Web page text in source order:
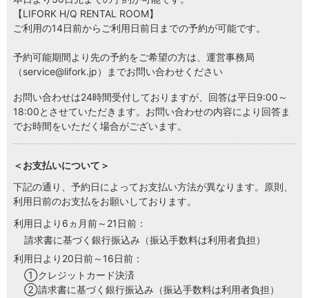
HARAJUKU
MINAMI AOYAMA
HISAYA ODORI 久屋大通
Nacasa & Partners
H/Q HARAJUKU QUEST
NEWS ニュース
【LIFORK H/Q RENTAL ROOM】
ご利用の14日前からご利用日前日までの予約が可能です。
予約可能期間より先の予約をご希望の方は、運営事務局
（service@lifork.jp）までお問い合わせください
お問い合わせは24時間受付しておりますが、回答は平日9:00～
18:00とさせていただきます。お問い合わせの内容により回答ま
でお時間をいただく場合がございます。
＜お支払いについて＞
下記の通り、予約日によってお支払い方法が異なります。原則、
利用日前のお支払をお願いしております。
利用日より6ヵ月前～21日前：
請求書に基づく銀行振込み（振込手数料は利用者負担）
利用日より20日前～16日前：
クレジットカード決済
請求書に基づく銀行振込み（振込手数料は利用者負担）